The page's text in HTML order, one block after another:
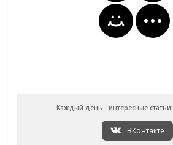
Каждый день - интересные статьи!
ВКонтакте